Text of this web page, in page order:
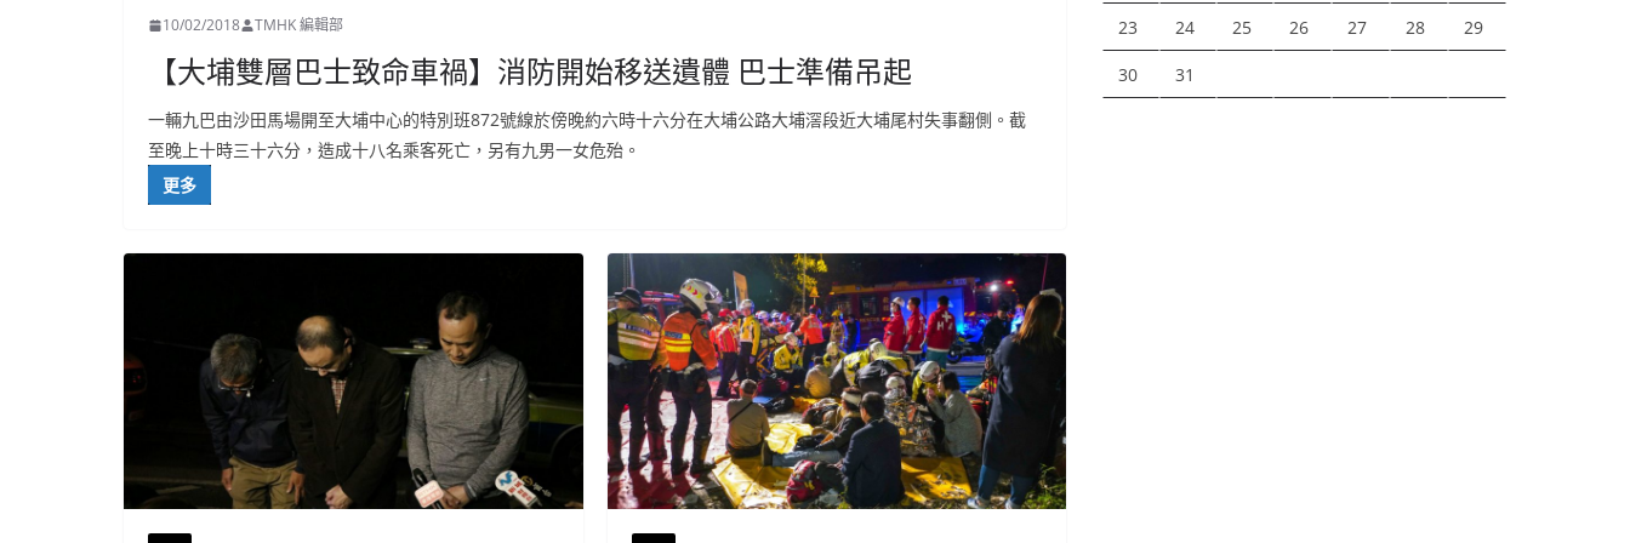
10/02/2018 TMHK 編輯部
【大埔雙層巴士致命車禍】消防開始移送遺體 巴士準備吊起
一輛九巴由沙田馬場開至大埔中心的特別班872號線於傍晚約六時十六分在大埔公路大埔滘段近大埔尾村失事翻側。截
至晚上十時三十六分，造成十八名乘客死亡，另有九男一女危殆。
更多
23 24 25 26 27 28 29
30 31